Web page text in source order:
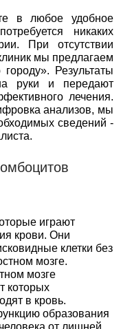
в любое удобное
никаких
При отсутствии
мы предлагаем
Результаты
руки и передают
лечения.
анализов, мы
сведений -
играют
крови. Они
клетки без
мозге.
мозге
которых
в кровь.
образования
от лишней